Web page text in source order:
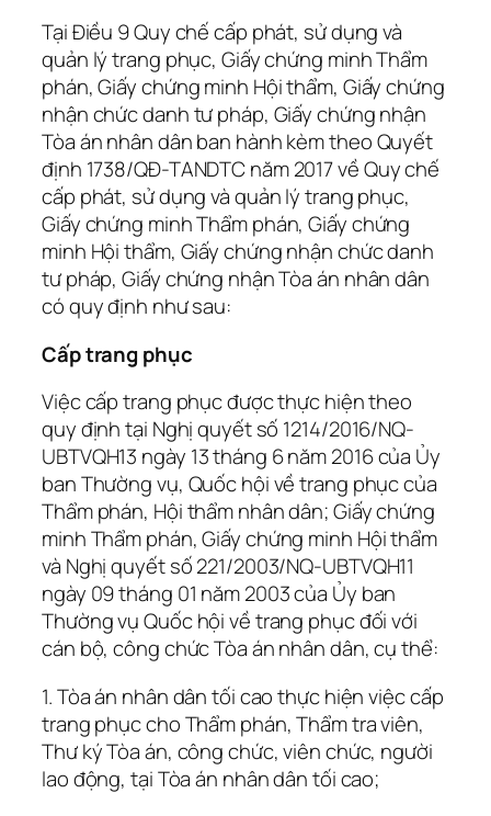
Tại Điều 9 Quy chế cấp phát, sử dụng và
quản lý trang phục, Giấy chứng minh Thẩm
phán, Giấy chứng minh Hội thẩm, Giấy chứng
nhận chức danh tư pháp, Giấy chứng nhận
Tòa án nhân dân ban hành kèm theo Quyết
định 1738/QĐ-TANDTC năm 2017 về Quy chế
cấp phát, sử dụng và quản lý trang phục,
Giấy chứng minh Thẩm phán, Giấy chứng
minh Hội thẩm, Giấy chứng nhận chức danh
tư pháp, Giấy chứng nhận Tòa án nhân dân
có quy định như sau:
Cấp trang phục
Việc cấp trang phục được thực hiện theo
quy định tại Nghị quyết số 1214/2016/NQ-
UBTVQH13 ngày 13 tháng 6 năm 2016 của Ủy
ban Thường vụ, Quốc hội về trang phục của
Thẩm phán, Hội thẩm nhân dân; Giấy chứng
minh Thẩm phán, Giấy chứng minh Hội thẩm
và Nghị quyết số 221/2003/NQ-UBTVQH11
ngày 09 tháng 01 năm 2003 của Ủy ban
Thường vụ Quốc hội về trang phục đối với
cán bộ, công chức Tòa án nhân dân, cụ thể:
1. Tòa án nhân dân tối cao thực hiện việc cấp
trang phục cho Thẩm phán, Thẩm tra viên,
Thư ký Tòa án, công chức, viên chức, người
lao động, tại Tòa án nhân dân tối cao;